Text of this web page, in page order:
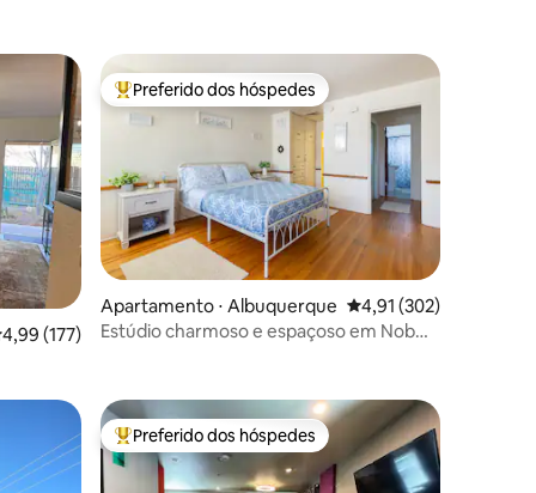
hóspedes
de uma avaliação média de 5, 177 avaliações
4,99 (177)
Entre os melhores preferidos dos hóspedes
Preferido dos hóspedes
Apartamento ⋅ Albuquerque 4,91 de uma avaliação
4,91 (302)
Estúdio charmoso e espaçoso em Nob
hóspedes Entre os melhores preferidos dos hóspedes
Preferido dos hóspedes